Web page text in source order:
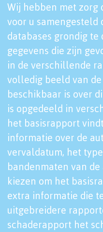
Wij hebben met zorg
voor u
databases grondig te
gegevens die zijn
in de verschillende
volledig beeld van
beschikbaar is over
is opgedeeld in
het basisrapport
informatie over de
vervaldatum, het
bandenmaten van
kiezen om het
extra informatie die
uitgebreidere
schaderapport het